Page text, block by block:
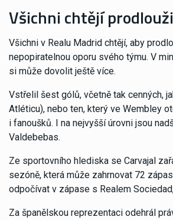
Všichni chtějí
Všichni v Realu Madrid chtějí, aby
nepopiratelnou oporu svého týmu. V
si může dovolit ještě více.
Vstřelil šest gólů, včetně tak cenných,
Atléticu), nebo ten, který ve Wembley
i fanoušků. I na nejvyšší úrovni jsou
Valdebebas.
Ze sportovního hlediska se Carvajal
sezóně, která může zahrnovat 72
odpočívat v zápase s Realem
Za španělskou reprezentaci odehrál